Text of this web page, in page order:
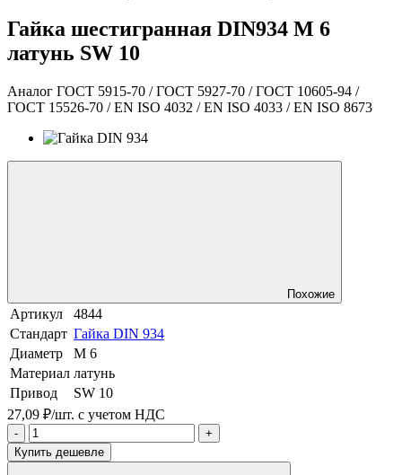
Гайка шестигранная DIN934 М 6
латунь SW 10
Аналог ГОСТ 5915-70 / ГОСТ 5927-70 / ГОСТ 10605-94 /
ГОСТ 15526-70 / EN ISO 4032 / EN ISO 4033 / EN ISO 8673
Похожие
Артикул
4844
Стандарт Гайка DIN 934
Диаметр
М 6
Материал латунь
Привод
SW 10
27,09 ₽/шт. с учетом НДС
-
+
Купить дешевле